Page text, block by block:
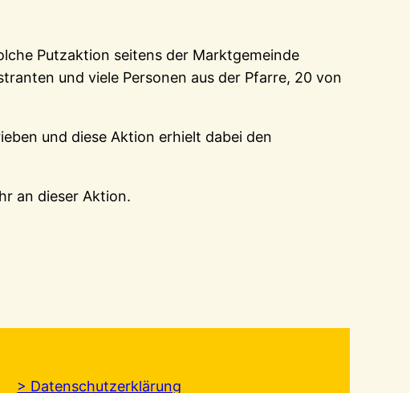
Putzaktion seitens der Marktgemeinde
und viele Personen aus der Pfarre, 20 von
und diese Aktion erhielt dabei den
an dieser Aktion.
> Datenschutzerklärung